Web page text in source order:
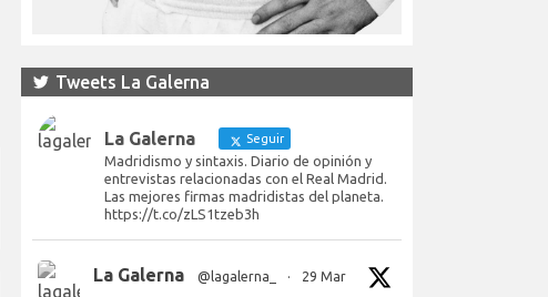
Tweets La Galerna
La Galerna Seguir
Madridismo y sintaxis. Diario de opinión y
entrevistas relacionadas con el Real Madrid.
Las mejores firmas madridistas del planeta.
https://t.co/zLS1tzeb3h
La Galerna @lagalerna_ · 29 Mar